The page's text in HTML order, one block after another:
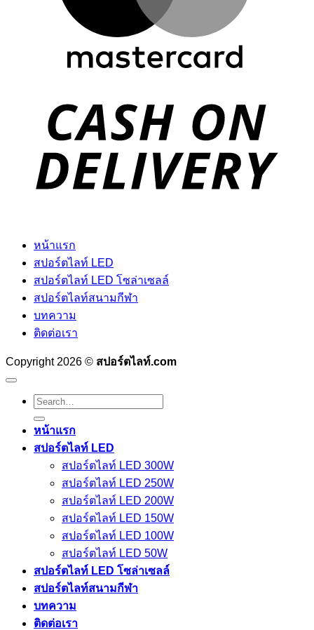
หน้าแรก
สปอร์ตไลท์ LED
สปอร์ตไลท์ LED โซล่าเซลล์
สปอร์ตไลท์สนามกีฬา
บทความ
ติดต่อเรา
Copyright 2026 © สปอร์ตไลท์.com
Search
for:
หน้าแรก
สปอร์ตไลท์ LED
สปอร์ตไลท์ LED 300W
สปอร์ตไลท์ LED 250W
สปอร์ตไลท์ LED 200W
สปอร์ตไลท์ LED 150W
สปอร์ตไลท์ LED 100W
สปอร์ตไลท์ LED 50W
สปอร์ตไลท์ LED โซล่าเซลล์
สปอร์ตไลท์สนามกีฬา
บทความ
ติดต่อเรา